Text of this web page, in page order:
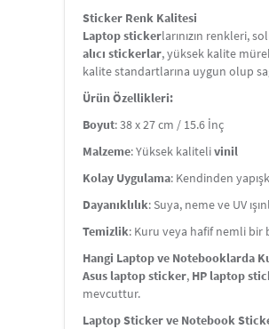
Sticker Renk Kalitesi
Laptop stickerlarınızın renkleri,
alıcı stickerlar, yüksek kalite
kalite standartlarına uygun olup
Ürün Özellikleri:
Boyut: 38 x 27 cm / 15.6 İnç
Malzeme: Yüksek kalitelivinil
Kolay Uygulama: Kendinden
Dayanıklılık: Suya, neme ve UV
Temizlik: Kuru veya hafif nemli
Hangi Laptop ve Notebooklarda
Asus laptop sticker, HP laptop
mevcuttur.
Laptop Sticker ve Notebook